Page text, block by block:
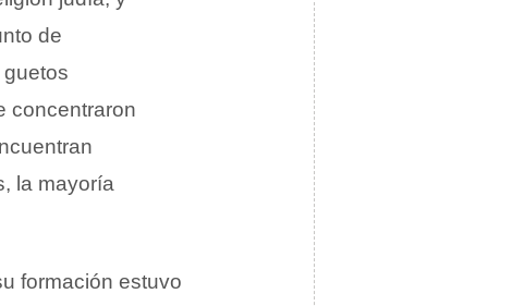
de
concentraron
la mayoría
formación estuvo